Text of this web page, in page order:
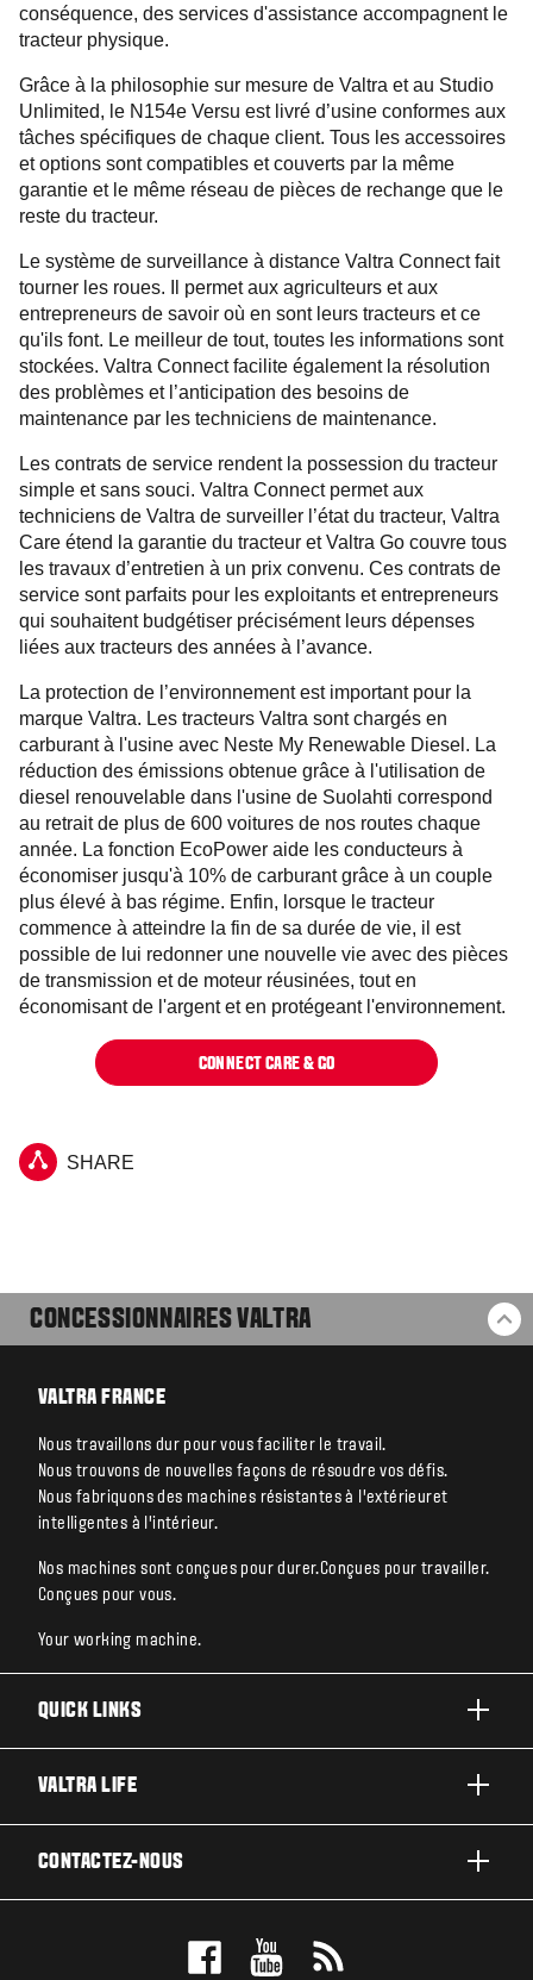
conséquence, des services d'assistance accompagnent le
tracteur physique.
Grâce à la philosophie sur mesure de Valtra et au Studio
Unlimited, le N154e Versu est livré d’usine conformes aux
tâches spécifiques de chaque client. Tous les accessoires
et options sont compatibles et couverts par la même
garantie et le même réseau de pièces de rechange que le
reste du tracteur.
Le système de surveillance à distance Valtra Connect fait
tourner les roues. Il permet aux agriculteurs et aux
entrepreneurs de savoir où en sont leurs tracteurs et ce
qu'ils font. Le meilleur de tout, toutes les informations sont
stockées. Valtra Connect facilite également la résolution
des problèmes et l’anticipation des besoins de
maintenance par les techniciens de maintenance.
Les contrats de service rendent la possession du tracteur
simple et sans souci. Valtra Connect permet aux
techniciens de Valtra de surveiller l’état du tracteur, Valtra
Care étend la garantie du tracteur et Valtra Go couvre tous
les travaux d’entretien à un prix convenu. Ces contrats de
service sont parfaits pour les exploitants et entrepreneurs
qui souhaitent budgétiser précisément leurs dépenses
liées aux tracteurs des années à l’avance.
La protection de l’environnement est important pour la
marque Valtra. Les tracteurs Valtra sont chargés en
carburant à l'usine avec Neste My Renewable Diesel. La
réduction des émissions obtenue grâce à l'utilisation de
diesel renouvelable dans l'usine de Suolahti correspond
au retrait de plus de 600 voitures de nos routes chaque
année. La fonction EcoPower aide les conducteurs à
économiser jusqu'à 10% de carburant grâce à un couple
plus élevé à bas régime. Enfin, lorsque le tracteur
commence à atteindre la fin de sa durée de vie, il est
possible de lui redonner une nouvelle vie avec des pièces
de transmission et de moteur réusinées, tout en
économisant de l'argent et en protégeant l'environnement.
CONNECT CARE & GO
SHARE
CONCESSIONNAIRES VALTRA
VALTRA FRANCE
Nous travaillons dur pour vous faciliter le travail.
Nous trouvons de nouvelles façons de résoudre vos défis.
Nous fabriquons des machines résistantes à l’extérieuret
intelligentes à l’intérieur.
Nos machines sont conçues pour durer.Conçues pour travailler.
Conçues pour vous.
Your working machine.
QUICK LINKS
TECHNOLOGIES
VALTRA LIFE
CONTACTEZ-NOUS